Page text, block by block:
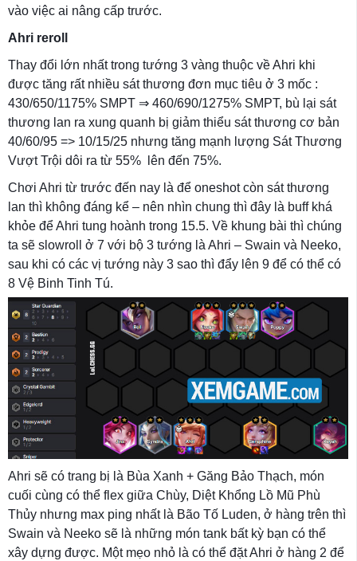
vào việc ai nâng cấp trước.
Ahri reroll
Thay đổi lớn nhất trong tướng 3 vàng thuộc về Ahri khi
được tăng rất nhiều sát thương đơn mục tiêu ở 3 mốc :
430/650/1175% SMPT ⇒ 460/690/1275% SMPT, bù lại sát
thương lan ra xung quanh bị giảm thiểu sát thương cơ bản
40/60/95 => 10/15/25 nhưng tăng mạnh lượng Sát Thương
Vượt Trội dôi ra từ 55% lên đến 75%.
Chơi Ahri từ trước đến nay là để oneshot còn sát thương
lan thì không đáng kể – nên nhìn chung thì đây là buff khá
khỏe để Ahri tung hoành trong 15.5. Về khung bài thì chúng
ta sẽ slowroll ở 7 với bộ 3 tướng là Ahri – Swain và Neeko,
sau khi có các vị tướng này 3 sao thì đẩy lên 9 để có thể có
8 Vệ Binh Tinh Tú.
Ahri sẽ có trang bị là Bùa Xanh + Găng Bảo Thạch, món
cuối cùng có thể flex giữa Chùy, Diệt Khổng Lồ Mũ Phù
Thủy nhưng max ping nhất là Bão Tố Luden, ở hàng trên thì
Swain và Neeko sẽ là những món tank bất kỳ bạn có thể
xây dựng được. Một mẹo nhỏ là có thể đặt Ahri ở hàng 2 để